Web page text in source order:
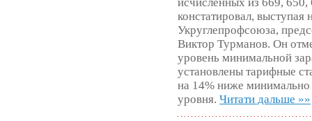
констатировал,
Укруглепрофсоюза,
Виктор Турманов. Он
уровень минимальной
установлены тарифные
на 14% ниже минимально
уровня.Читати дальше »»